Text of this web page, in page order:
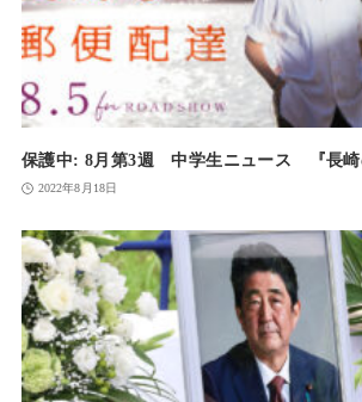
保護中: 8月第3週 中学生ニュース 『長崎
2022年8月18日